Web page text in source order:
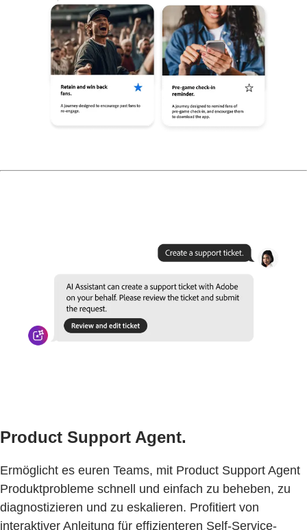
Product Support Agent.
Ermöglicht es euren Teams, mit Product Support Agent
Produktprobleme schnell und einfach zu beheben, zu
diagnostizieren und zu eskalieren. Profitiert von
interaktiver Anleitung für effizienteren Self-Service-